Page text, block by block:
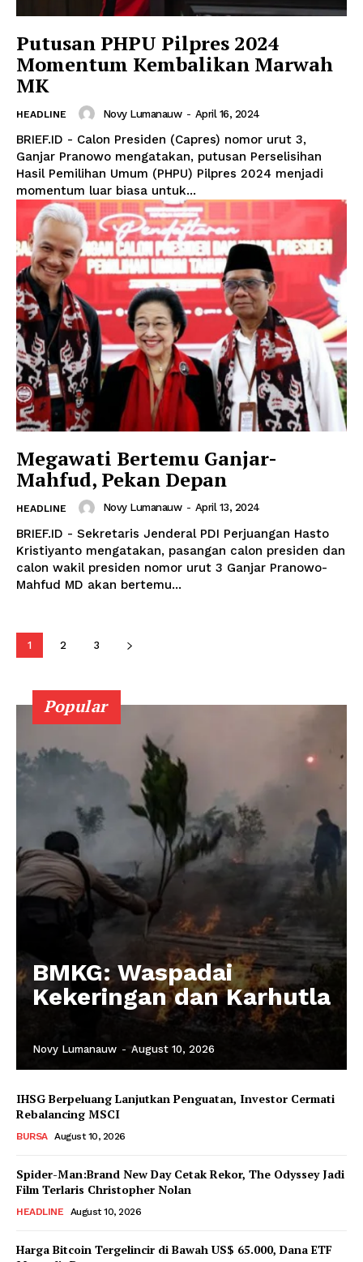
Putusan PHPU Pilpres 2024
Momentum Kembalikan Marwah
MK
HEADLINE Novy Lumanauw - April 16, 2024
BRIEF.ID - Calon Presiden (Capres) nomor urut 3,
Ganjar Pranowo mengatakan, putusan Perselisihan
Hasil Pemilihan Umum (PHPU) Pilpres 2024 menjadi
momentum luar biasa untuk...
Megawati Bertemu Ganjar-
Mahfud, Pekan Depan
HEADLINE Novy Lumanauw - April 13, 2024
BRIEF.ID - Sekretaris Jenderal PDI Perjuangan Hasto
Kristiyanto mengatakan, pasangan calon presiden dan
calon wakil presiden nomor urut 3 Ganjar Pranowo-
Mahfud MD akan bertemu...
1 2 3
Popular
BMKG: Waspadai
Kekeringan dan Karhutla
Novy Lumanauw - August 10, 2026
IHSG Berpeluang Lanjutkan Penguatan, Investor Cermati
Rebalancing MSCI
BURSA August 10, 2026
Spider-Man:Brand New Day Cetak Rekor, The Odyssey Jadi
Film Terlaris Christopher Nolan
HEADLINE August 10, 2026
Harga Bitcoin Tergelincir di Bawah US$ 65.000, Dana ETF